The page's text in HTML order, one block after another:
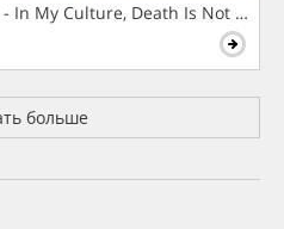
In My Culture, Death Is Not The
больше